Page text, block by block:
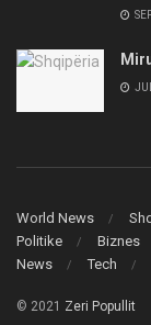
World News
Politike
Biznes
News
Tech
© 2021 Zeri Popullit